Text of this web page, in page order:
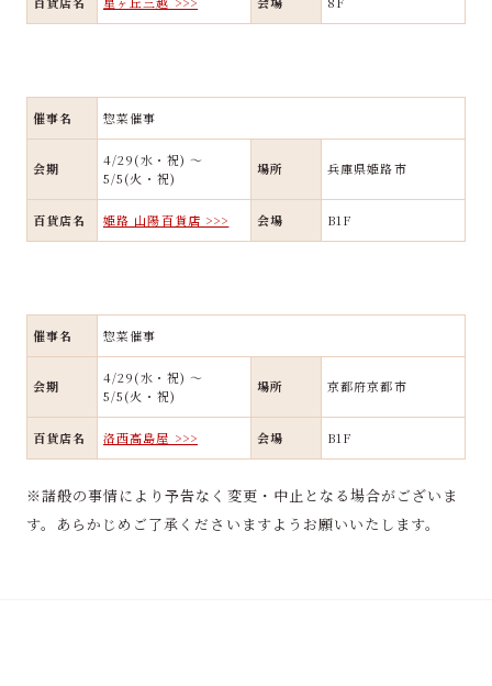
催事名 惣菜催事
会期
4/29(水・祝) ～
5/5(火・祝)
場所 兵庫県姫路市
百貨店名 姫路 山陽百貨店 >>> 会場 B1F
催事名 惣菜催事
会期
4/29(水・祝) ～
5/5(火・祝)
場所 京都府京都市
百貨店名 洛西高島屋 >>> 会場 B1F
※諸般の事情により予告なく変更・中止となる場合がございま
す。あらかじめご了承くださいますようお願いいたします。